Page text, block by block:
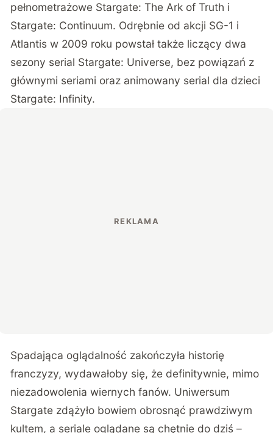
pełnometrażowe Stargate: The Ark of Truth i
Stargate: Continuum. Odrębnie od akcji SG-1 i
Atlantis w 2009 roku powstał także liczący dwa
sezony serial Stargate: Universe, bez powiązań z
głównymi seriami oraz animowany serial dla dzieci
Stargate: Infinity.
Spadająca oglądalność zakończyła historię
franczyzy, wydawałoby się, że definitywnie, mimo
niezadowolenia wiernych fanów. Uniwersum
Stargate zdążyło bowiem obrosnąć prawdziwym
kultem, a seriale oglądane są chętnie do dziś –